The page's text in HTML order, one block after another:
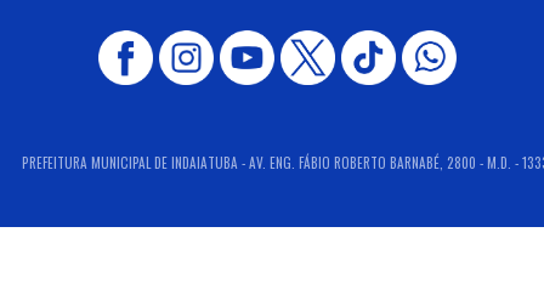
PREFEITURA MUNICIPAL DE INDAIATUBA - AV. ENG. FÁBIO ROBERTO BARNABÉ, 2800 - M.D. -